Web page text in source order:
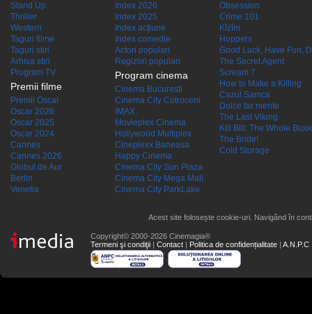
Stand Up
Thriller
Western
Taguri filme
Taguri stiri
Arhiva stiri
Program TV
Premii filme
Premii Oscar
Oscar 2026
Oscar 2025
Oscar 2024
Cannes
Cannes 2026
Globul de Aur
Berlin
Venetia
Index 2026
Index 2025
Index acţiune
Index comedie
Actori populari
Regizori populari
Program cinema
Cinema Bucuresti
Cinema City Cotroceni
IMAX
Movieplex Cinema
Hollywood Multiplex
Cineplexx Baneasa
Happy Cinema
Cinema City Sun Plaza
Cinema City Mega Mall
Cinema City ParkLake
Obsession
Crime 101
Kîzîm
Hoppers
Good Luck, Have Fun,
The Secret Agent
Scream 7
How to Make a Killing
Cazul Samca
Dolce far niente
The Last Viking
Kill Bill: The Whole
The Bride!
Cold Storage
Acest site folosește cookie-uri. Navigând în
Copyright© 2000-2026 Cinemagia®
Termeni şi condiţii | Contact | Politica de confidențialitate | A.N.P.C